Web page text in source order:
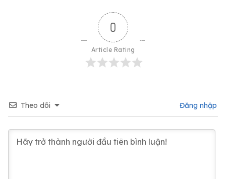
0
Article Rating
Theo dõi Đăng nhập